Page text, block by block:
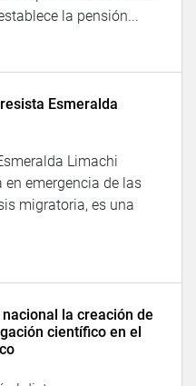
la pensión...
Esmeralda
Limachi
emergencia de las
migratoria, es una
la creación de
científico en el